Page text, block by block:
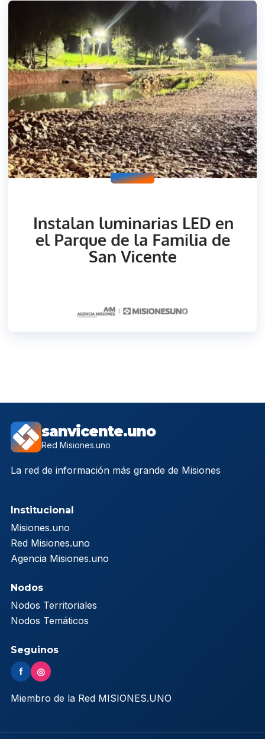
sanvicente.uno
Red Misiones.uno
La red de información más grande de Misiones
Institucional
Misiones.uno
Red Misiones.uno
Agencia Misiones.uno
Nodos
Nodos Territoriales
Nodos Temáticos
Seguinos
f ◎
Miembro de la Red MISIONES.UNO